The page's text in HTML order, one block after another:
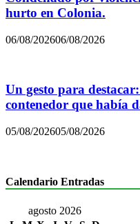
hurto en Colonia.
06/08/202606/08/2026
Un gesto para
contenedor que había
05/08/202605/08/2026
Calendario Entradas
agosto 2026